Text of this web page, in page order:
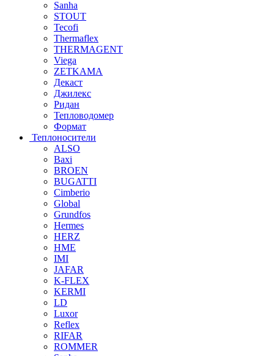
Sanha
STOUT
Tecofi
Thermaflex
THERMAGENT
Viega
ZETKAMA
Декаст
Джилекс
Ридан
Тепловодомер
Формат
Теплоносители
ALSO
Baxi
BROEN
BUGATTI
Cimberio
Global
Grundfos
Hermes
HERZ
HME
IMI
JAFAR
K-FLEX
KERMI
LD
Luxor
Reflex
RIFAR
ROMMER